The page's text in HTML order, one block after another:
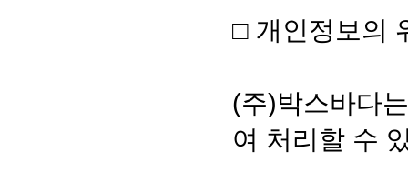
□ 개인정보의
(주)박스바다
여 처리할 수